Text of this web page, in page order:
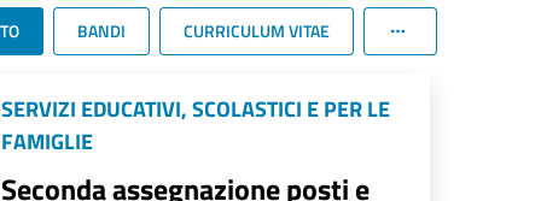
BANDI CURRICULUM VITAE
SERVIZI EDUCATIVI, SCOLASTICI E PER LE
FAMIGLIE
Seconda assegnazione posti e